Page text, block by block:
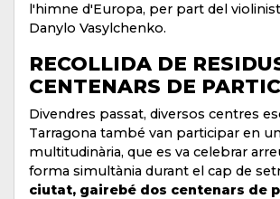
l'himne d'Europa, per part del
Danylo Vasylchenko.
RECOLLIDA DE
CENTENARS DE
Divendres passat, diversos centres
Tarragona també van participar en
multitudinària, que es va celebrar
forma simultània durant el cap de
ciutat, gairebé dos centenars de